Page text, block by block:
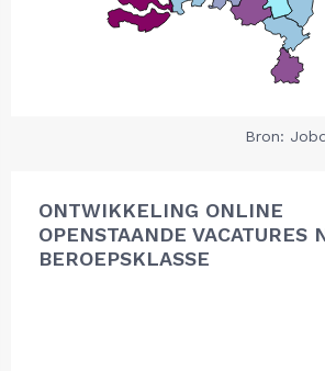
Bron:
ONTWIKKELING ONLINE
OPENSTAANDE VACATURES
BEROEPSKLASSE